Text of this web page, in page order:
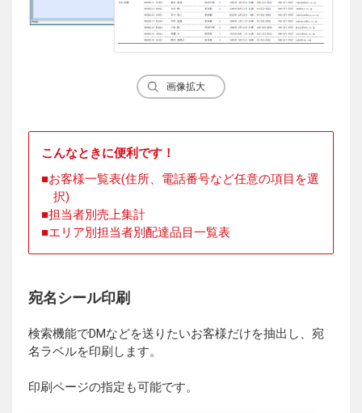
画像拡大
こんなときに便利です！
お客様一覧表(住所、電話番号など任意の項目を選
択)
担当者別売上集計
エリア別担当者別配達品目一覧表
宛名シール印刷
検索機能でDMなどを送りたいお客様だけを抽出し、宛
名ラベルを印刷します。
印刷ページの指定も可能です。